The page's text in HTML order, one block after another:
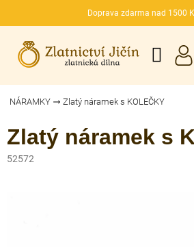
Doprava zdarma nad 1500
CZK
NÁRAMKY Zlatý náramek s KOLEČKY
Zlatý náramek s
52572